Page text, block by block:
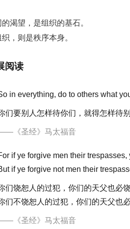
渴望，是组织的基石。
，则是秩序本身。
阅读
in everything, do to others what
们要别人怎样待你们，就得怎样待
《圣经》马太福音
if ye forgive men their
if ye forgive not men their
们饶恕人的过犯，你们的天父也必
们不饶恕人的过犯，你们的天父也
《圣经》马太福音